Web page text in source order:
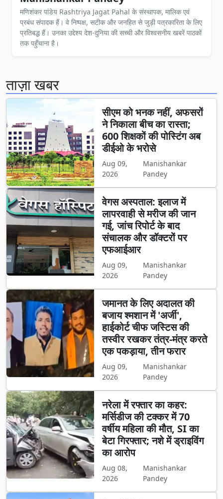
मणिशंकर पांडेय Rashtriya Jagat Pahal के संस्थापक, मालिक एवं
प्रबंध संपादक हैं। वे निष्पक्ष, सटीक और जनहित से जुड़ी पत्रकारिता के लिए
प्रतिबद्ध हैं। उनका उद्देश्य देश-दुनिया की सच्ची और विश्वसनीय खबरें पाठकों
तक पहुँचाना है।
ताज़ा खबर
सीएम को भनक नहीं, अफसरों
ने निकाला बीच का रास्ता;
600 शिक्षकों की पोस्टिंग अब
डीईओ के भरोसे
Aug 09,
2026
Manishankar
Pandey
वेगस अस्पताल: इलाज में
लापरवाही से मरीज की जान
गई, जांच रिपोर्ट के बाद
संचालक और डॉक्टरों पर
एफआईआर
Aug 09,
2026
Manishankar
Pandey
जमानत के लिए अदालत की
बजाय श्मशान में 'अर्जी',
हाईकोर्ट चीफ जस्टिस की
तस्वीर रखकर तंत्र-मंत्र करते
एक पकड़ाया, तीन फरार
Aug 09,
2026
Manishankar
Pandey
नरेला में रफ्तार का कहर:
मर्सिडीज की टक्कर में 70
वर्षीय महिला की मौत, SI का
बेटा गिरफ्तार; नशे में ड्राइविंग
का आरोप
Aug 08,
2026
Manishankar
Pandey